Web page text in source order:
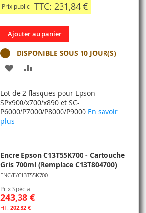
Prix public TTC: 231,84 €
Ajouter au panier
DISPONIBLE SOUS 10 JOUR(S)
AJOUTER
MA
LISTE
D’ENVIE
COMPARATEUR
Lot de 2 flasques pour Epson
SPx900/x700/x890 et SC-
P6000/P7000/P8000/P9000 En savoir
plus
Encre Epson C13T55K700 - Cartouche
Gris 700ml (Remplace C13T804700)
ENC/E/C13T55K700
Prix Spécial
243,38 €
202,82 €